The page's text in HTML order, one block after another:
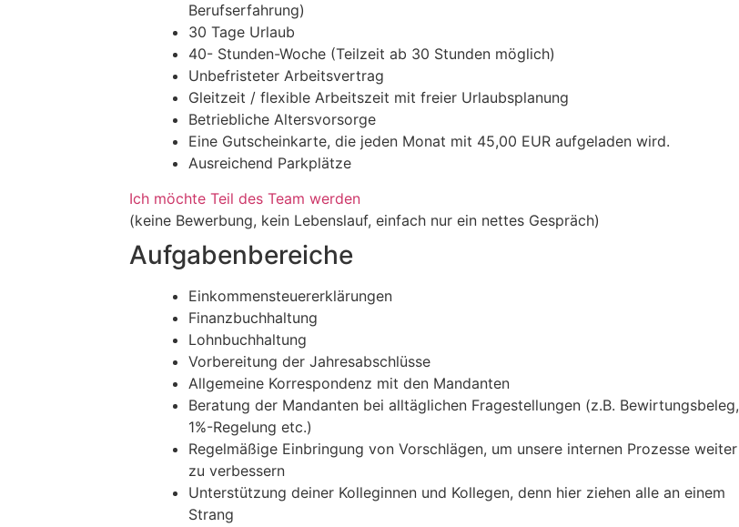
Berufserfahrung)
30 Tage Urlaub
40- Stunden-Woche (Teilzeit ab 30 Stunden möglich)
Unbefristeter Arbeitsvertrag
Gleitzeit / flexible Arbeitszeit mit freier Urlaubsplanung
Betriebliche Altersvorsorge
Eine Gutscheinkarte, die jeden Monat mit 45,00 EUR aufgeladen wird.
Ausreichend Parkplätze
Ich möchte Teil des Team werden
(keine Bewerbung, kein Lebenslauf, einfach nur ein nettes Gespräch)
Aufgabenbereiche
Einkommensteuererklärungen
Finanzbuchhaltung
Lohnbuchhaltung
Vorbereitung der Jahresabschlüsse
Allgemeine Korrespondenz mit den Mandanten
Beratung der Mandanten bei alltäglichen Fragestellungen (z.B. Bewirtungsbeleg,
1%-Regelung etc.)
Regelmäßige Einbringung von Vorschlägen, um unsere internen Prozesse weiter
zu verbessern
Unterstützung deiner Kolleginnen und Kollegen, denn hier ziehen alle an einem
Strang